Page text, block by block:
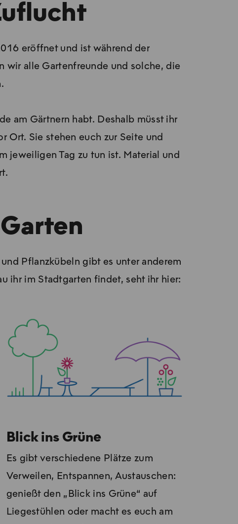
eröffnet und ist während der
wir alle Gartenfreunde und solche, die
am Gärtnern habt. Deshalb müsst ihr
Ort. Sie stehen euch zur Seite und
jeweiligen Tag zu tun ist. Material und
Pflanzkübeln gibt es unter anderem
ihr im Stadt­gar­ten fin­det, seht ihr hier:
Blick ins Grüne
Es gibt verschiedene Plätze zum
Verweilen, Entspannen, Aus­tau­schen:
genießt den „Blick ins Grü­ne“ auf
Liegestühlen oder macht es euch am